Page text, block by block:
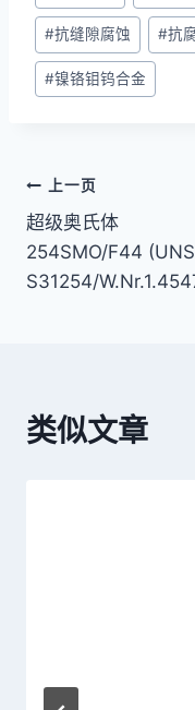
#抗缝隙腐蚀 #抗
#镍铬钼钨合金
文
章
导
上一页
超级奥氏体
254SMO/F44 (UNS
S31254/
类似文章